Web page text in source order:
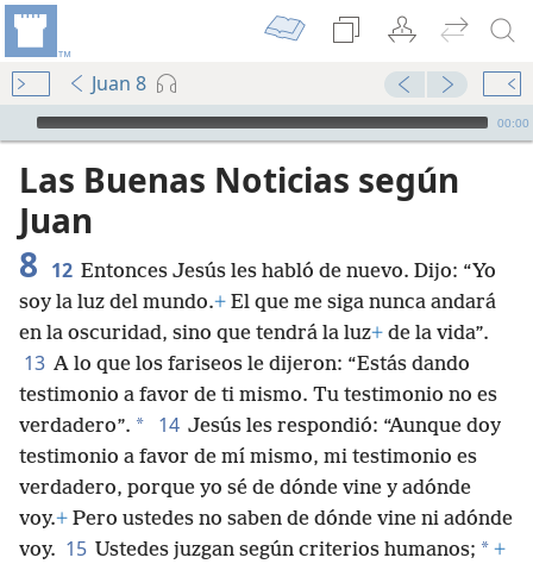
Juan 8
Audio Player
00:00
Las Buenas Noticias según
Juan
8 12 Entonces Jesús les habló de nuevo. Dijo: “Yo
soy la luz del mundo.+ El que me siga nunca andará
en la oscuridad, sino que tendrá la luz+ de la vida”.
13 A lo que los fariseos le dijeron: “Estás dando
testimonio a favor de ti mismo. Tu testimonio no es
verdadero”. * 14 Jesús les respondió: “Aunque doy
testimonio a favor de mí mismo, mi testimonio es
verdadero, porque yo sé de dónde vine y adónde
voy.+ Pero ustedes no saben de dónde vine ni adónde
voy. 15 Ustedes juzgan según criterios humanos; * +